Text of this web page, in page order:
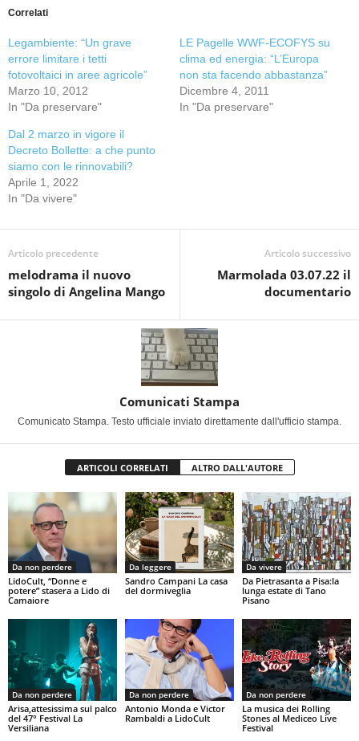
Correlati
Legambiente: “Un grave
errore limitare i tetti
fotovoltaici in aree agricole”
Marzo 10, 2012
In "Da preservare"
LE Pagelle WWF-ECOFYS su
clima ed energia: “L’Europa
non sta facendo abbastanza”
Dicembre 4, 2011
In "Da preservare"
Dal 2 marzo in vigore il
Decreto Bollette: a che punto
siamo con le rinnovabili?
Aprile 1, 2022
In "Da vivere"
Articolo precedente
melodrama il nuovo
singolo di Angelina Mango
Articolo successivo
Marmolada 03.07.22 il
documentario
Comunicati Stampa
Comunicato Stampa. Testo ufficiale inviato direttamente dall'ufficio stampa.
ARTICOLI CORRELATI ALTRO DALL'AUTORE
Da non perdere
LidoCult, “Donne e
potere” stasera a Lido di
Camaiore
Da leggere
Sandro Campani La casa
del dormiveglia
Da vivere
Da Pietrasanta a Pisa:la
lunga estate di Tano
Pisano
Da non perdere
Arisa,attesissima sul palco
del 47° Festival La
Versiliana
Da non perdere
Antonio Monda e Victor
Rambaldi a LidoCult
Da non perdere
La musica dei Rolling
Stones al Mediceo Live
Festival